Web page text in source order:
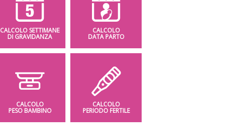
CALCOLO SETTIMANE
DI GRAVIDANZA
CALCOLO
DATA PARTO
CALCOLO
PESO BAMBINO
CALCOLO
PERIODO FERTILE